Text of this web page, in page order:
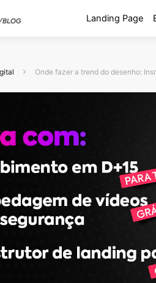
Landing Page
Onde fazer a trend do desenho: